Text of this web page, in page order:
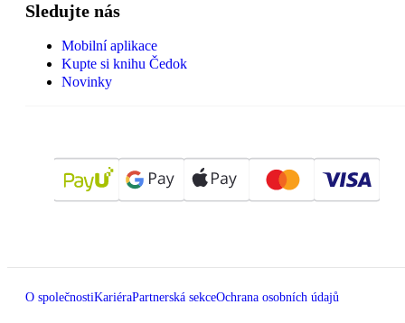
Sledujte nás
Mobilní aplikace
Kupte si knihu Čedok
Novinky
O společnostiKariéraPartnerská sekceOchrana osobních údajů